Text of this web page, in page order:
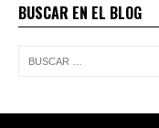
BUSCAR EN EL BLOG